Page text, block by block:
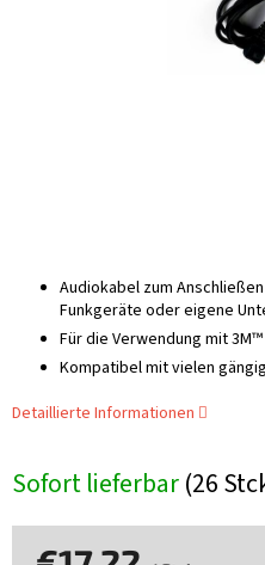
Sofort lieferbar(26
Audiokabel zum
Funkgeräte oder eigene
Für die Verwendung mit
Kompatibel mit vielen
Detaillierte Informationen